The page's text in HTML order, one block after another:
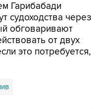
Гарибабади
судоходства через
обговаривают
от двух
это потребуется,